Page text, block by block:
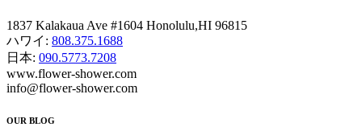
1837 Kalakaua Ave #1604 Honolulu,HI 96815
ハワイ: 808.375.1688
日本: 090.5773.7208
www.flower-shower.com
info@flower-shower.com
OUR BLOG